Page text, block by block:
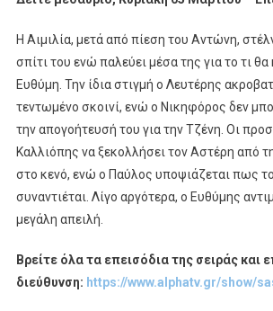
Η Αιμιλία, μετά από πίεση του Αντώνη,
σπίτι του ενώ παλεύει μέσα της για το τι θα
Ευθύμη. Την ίδια στιγμή ο Λευτέρης
τεντωμένο σκοινί, ενώ ο Νικηφόρος δεν
την απογοήτευσή του για την Τζένη. Οι
Καλλιόπης να ξεκολλήσει τον Αστέρη από
στο κενό, ενώ ο Παύλος υποψιάζεται πως
συναντιέται. Λίγο αργότερα, ο Ευθύμης
μεγάλη απειλή.
Βρείτε όλα τα επεισόδια της σειράς και
διεύθυνση: https://www.alphatv.gr/show/